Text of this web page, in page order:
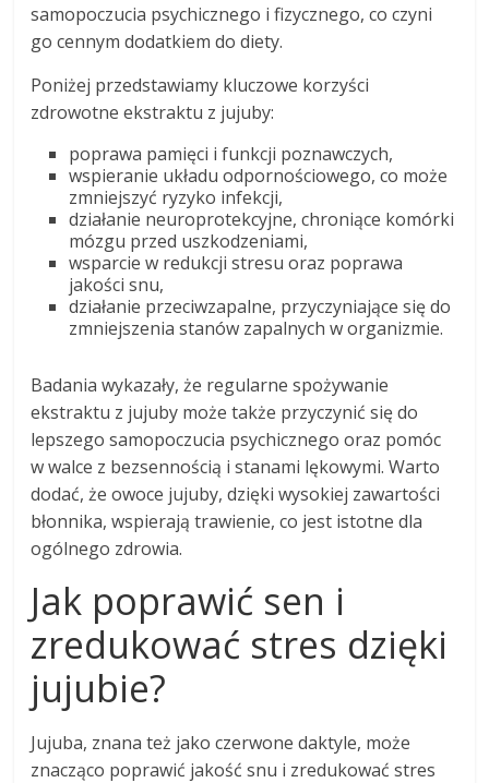
samopoczucia psychicznego i fizycznego, co czyni
go cennym dodatkiem do diety.
Poniżej przedstawiamy kluczowe korzyści
zdrowotne ekstraktu z jujuby:
poprawa pamięci i funkcji poznawczych,
wspieranie układu odpornościowego, co może
zmniejszyć ryzyko infekcji,
działanie neuroprotekcyjne, chroniące komórki
mózgu przed uszkodzeniami,
wsparcie w redukcji stresu oraz poprawa
jakości snu,
działanie przeciwzapalne, przyczyniające się do
zmniejszenia stanów zapalnych w organizmie.
Badania wykazały, że regularne spożywanie
ekstraktu z jujuby może także przyczynić się do
lepszego samopoczucia psychicznego oraz pomóc
w walce z bezsennością i stanami lękowymi. Warto
dodać, że owoce jujuby, dzięki wysokiej zawartości
błonnika, wspierają trawienie, co jest istotne dla
ogólnego zdrowia.
Jak poprawić sen i
zredukować stres dzięki
jujubie?
Jujuba, znana też jako czerwone daktyle, może
znacząco poprawić jakość snu i zredukować stres